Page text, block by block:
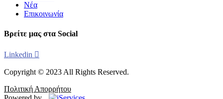
Νέα
Επικοινωνία
Βρείτε μας στα Social
Linkedin
Copyright © 2023 All Rights Reserved.
Πολιτική Απορρήτου